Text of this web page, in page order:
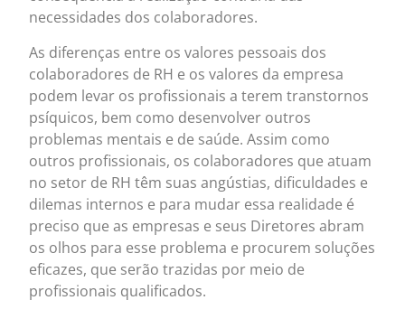
necessidades dos colaboradores.
As diferenças entre os valores pessoais dos
colaboradores de RH e os valores da empresa
podem levar os profissionais a terem transtornos
psíquicos, bem como desenvolver outros
problemas mentais e de saúde. Assim como
outros profissionais, os colaboradores que atuam
no setor de RH têm suas angústias, dificuldades e
dilemas internos e para mudar essa realidade é
preciso que as empresas e seus Diretores abram
os olhos para esse problema e procurem soluções
eficazes, que serão trazidas por meio de
profissionais qualificados.